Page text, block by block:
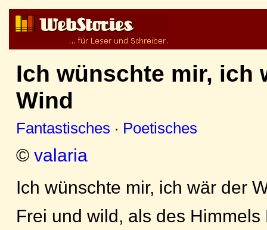
Ich wünschte mir, ich
Wind
Fantastisches · Poetisches
© valaria
Ich wünschte mir, ich wär der
Frei und wild, als des Himmels